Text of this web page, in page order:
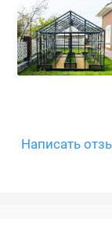
Написать